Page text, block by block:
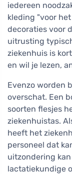
iedereen
kleding "voor
decoraties voor
uitrusting
ziekenhuis is
en wil je lezen,
Evenzo worden
overschat. Een
soorten flesjes
ziekenhuistas.
heeft het
personeel dat
uitzondering
lactatiekundige